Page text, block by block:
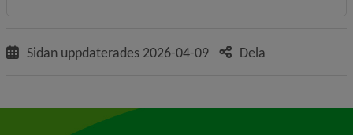
Sidan uppdaterades 2026-04-09 Dela